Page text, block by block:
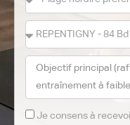
Je consens à